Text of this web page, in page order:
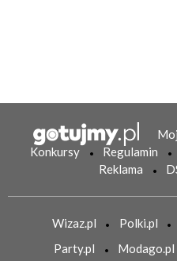
Konkursy
Regulamin
Reklama
Wizaz.pl Polki.pl
Party.pl
Modago.pl